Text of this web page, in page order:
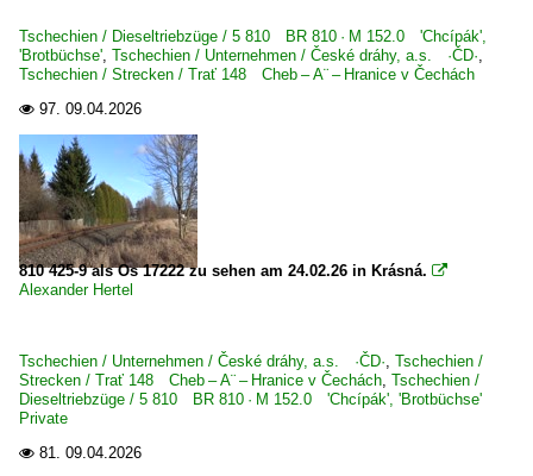
Tschechien / Dieseltriebzüge / 5 810 BR 810 · M 152.0 'Chcípák',
'Brotbüchse', Tschechien / Unternehmen / České dráhy, a.s. ·ČD·,
Tschechien / Strecken / Trať 148 Cheb – A¨ – Hranice v Čechách
 97. 09.04.2026
810 425-9 als Os 17222 zu sehen am 24.02.26 in Krásná. 
Alexander Hertel
Tschechien / Unternehmen / České dráhy, a.s. ·ČD·, Tschechien /
Strecken / Trať 148 Cheb – A¨ – Hranice v Čechách, Tschechien /
Dieseltriebzüge / 5 810 BR 810 · M 152.0 'Chcípák', 'Brotbüchse'
Private
 81. 09.04.2026